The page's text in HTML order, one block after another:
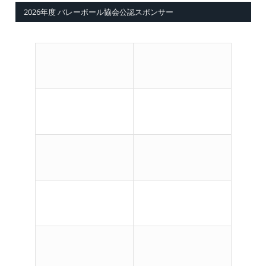
2026年度 バレーボール協会公認スポンサー